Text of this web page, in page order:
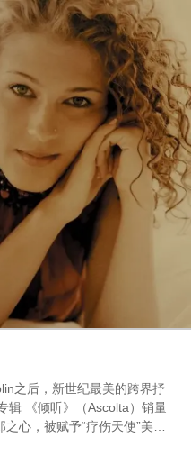
之后，新世纪最美的跨界抒
辑 《倾听》（Ascolta）销量
心，被赋予“疗伤天使”美